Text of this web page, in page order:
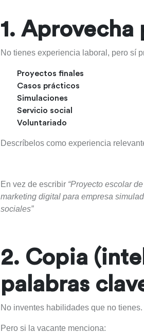
1.
No tienes experiencia laboral, pero sí
Proyectos finales
Casos prácticos
Simulaciones
Servicio social
Voluntariado
Descríbelos como experiencia
En vez de escribir “Proyecto escolar
marketing digital para empresa
sociales”
2. Copia
palabras
No inventes habilidades que no tienes.
Pero si la vacante menciona: